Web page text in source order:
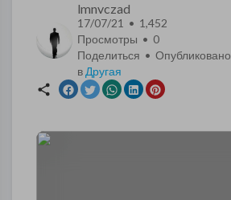
lmnvczad
17/07/21 • 1,452
Просмотры • 0
Поделиться • Опубликовано
в Другая